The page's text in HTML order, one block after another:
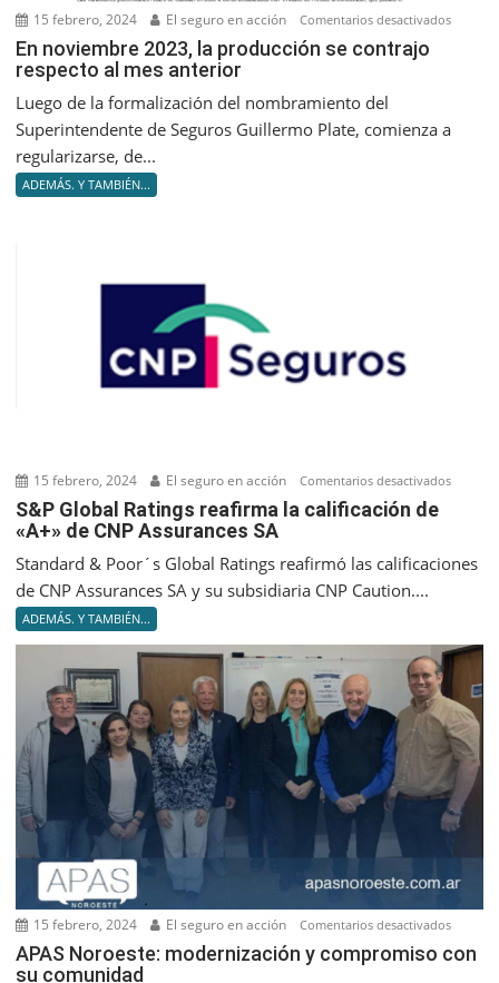
15 febrero, 2024 El seguro en acción Comentarios desactivadosen
En noviembre 2023, la producción se contrajo
respecto al mes anterior
Luego de la formalización del nombramiento del
Superintendente de Seguros Guillermo Plate, comienza a
regularizarse, de...
ADEMÁS. Y TAMBIÉN...
15 febrero, 2024 El seguro en acción Comentarios desactivadosen
de
de
CNP
S&P Global Ratings reafirma la calificación de
«A+» de CNP Assurances SA
Standard & Poor´s Global Ratings reafirmó las calificaciones
de CNP Assurances SA y su subsidiaria CNP Caution....
ADEMÁS. Y TAMBIÉN...
15 febrero, 2024 El seguro en acción Comentarios desactivadosen
APAS
APAS Noroeste: modernización y compromiso con
su comunidad